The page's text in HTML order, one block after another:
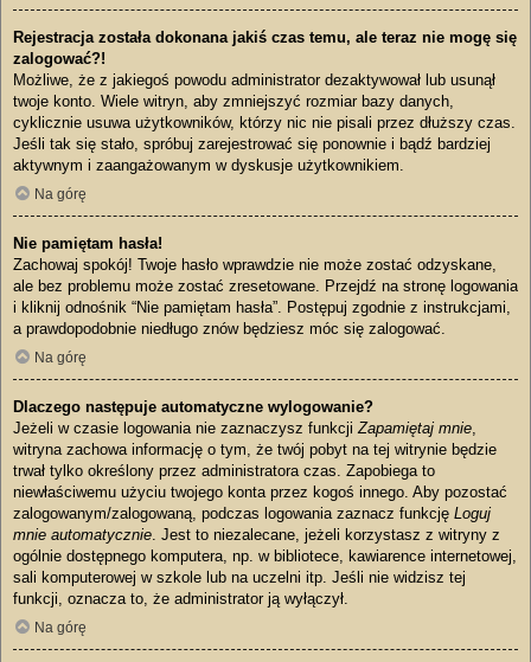
Rejestracja została dokonana jakiś czas temu, ale teraz nie mogę się
zalogować?!
Możliwe, że z jakiegoś powodu administrator dezaktywował lub usunął
twoje konto. Wiele witryn, aby zmniejszyć rozmiar bazy danych,
cyklicznie usuwa użytkowników, którzy nic nie pisali przez dłuższy czas.
Jeśli tak się stało, spróbuj zarejestrować się ponownie i bądź bardziej
aktywnym i zaangażowanym w dyskusje użytkownikiem.
Na górę
Nie pamiętam hasła!
Zachowaj spokój! Twoje hasło wprawdzie nie może zostać odzyskane,
ale bez problemu może zostać zresetowane. Przejdź na stronę logowania
i kliknij odnośnik “Nie pamiętam hasła”. Postępuj zgodnie z instrukcjami,
a prawdopodobnie niedługo znów będziesz móc się zalogować.
Na górę
Dlaczego następuje automatyczne wylogowanie?
Jeżeli w czasie logowania nie zaznaczysz funkcji Zapamiętaj mnie
witryna zachowa informację o tym, że twój pobyt na tej witrynie będzie
trwał tylko określony przez administratora czas. Zapobiega to
niewłaściwemu użyciu twojego konta przez kogoś innego. Aby pozostać
zalogowanym/zalogowaną, podczas logowania zaznacz funkcję Loguj
mnie automatycznie . Jest to niezalecane, jeżeli korzystasz z witryny z
ogólnie dostępnego komputera, np. w bibliotece, kawiarence internetowej,
sali komputerowej w szkole lub na uczelni itp. Jeśli nie widzisz tej
funkcji, oznacza to, że administrator ją wyłączył.
Na górę